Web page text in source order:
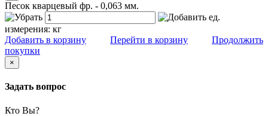
Песок кварцевый фр. - 0,063 мм.
ед.
измерения: кг
Добавить в корзину
Перейти в корзину
Продолжить
покупки
×
Задать вопрос
Кто Вы?